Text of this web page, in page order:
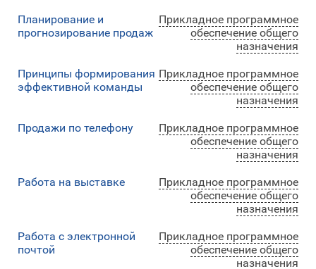
Планирование и
прогнозирование продаж
Прикладное программное
обеспечение общего
назначения
Принципы формирования
эффективной команды
Прикладное программное
обеспечение общего
назначения
Продажи по телефону
Прикладное программное
обеспечение общего
назначения
Работа на выставке
Прикладное программное
обеспечение общего
назначения
Работа с электронной
почтой
Прикладное программное
обеспечение общего
назначения